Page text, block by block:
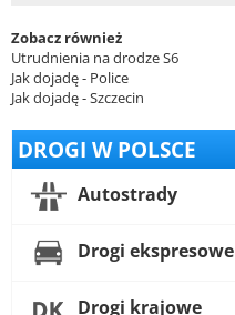
Zobacz również
Utrudnienia na drodze S6
Jak dojadę - Police
Jak dojadę - Szczecin
DROGI W POLSCE
Autostrady
Drogi ekspresowe
Drogi krajowe